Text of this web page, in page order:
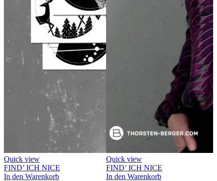
Quick view
FIND’ ICH NICE
In den Warenkorb
Quick view
FIND’ ICH NICE
In den Warenkorb